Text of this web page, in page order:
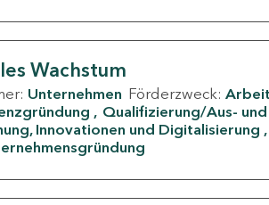
Wachstum
Unternehmen Förderzweck:
Qualifizierung/Aus- und
Innovationen und Digitalisierung